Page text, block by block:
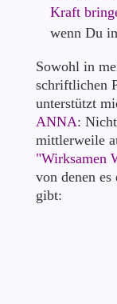
Kraft
wenn Du
Sowohl in
schriftlichen
unterstützt
ANNA:
mittlerweile
"Wirksamen
von denen
gibt: